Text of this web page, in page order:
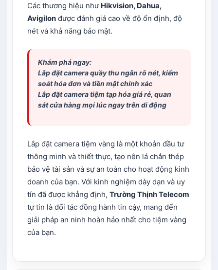
Các thương hiệu như Hikvision, Dahua,
Avigilon được đánh giá cao về độ ổn định, độ
nét và khả năng bảo mật.
Khám phá ngay:
Lắp đặt camera quầy thu ngân rõ nét, kiểm
soát hóa đơn và tiền mặt chính xác
Lắp đặt camera tiệm tạp hóa giá rẻ, quan
sát cửa hàng mọi lúc ngay trên di động
Lắp đặt camera tiệm vàng là một khoản đầu tư
thông minh và thiết thực, tạo nên lá chắn thép
bảo vệ tài sản và sự an toàn cho hoạt động kinh
doanh của bạn. Với kinh nghiệm dày dạn và uy
tín đã được khẳng định, Trường Thịnh Telecom
tự tin là đối tác đồng hành tin cậy, mang đến
giải pháp an ninh hoàn hảo nhất cho tiệm vàng
của bạn.